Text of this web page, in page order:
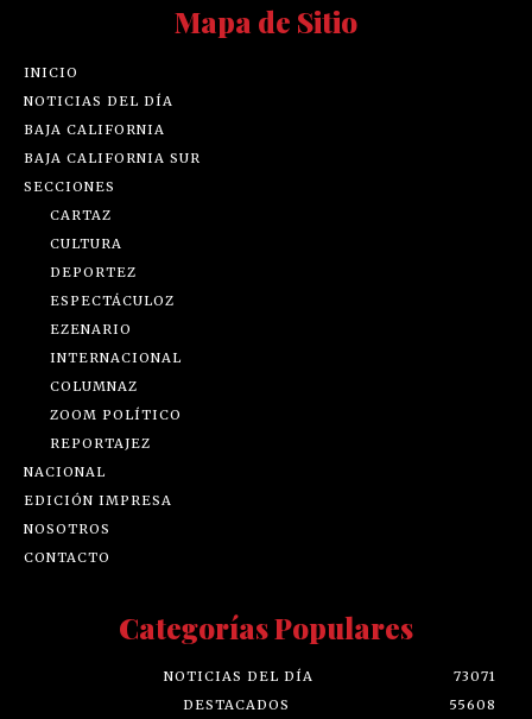
Mapa de Sitio
INICIO
NOTICIAS DEL DÍA
BAJA CALIFORNIA
BAJA CALIFORNIA SUR
SECCIONES
CARTAZ
CULTURA
DEPORTEZ
ESPECTÁCULOZ
EZENARIO
INTERNACIONAL
COLUMNAZ
ZOOM POLÍTICO
REPORTAJEZ
NACIONAL
EDICIÓN IMPRESA
NOSOTROS
CONTACTO
Categorías Populares
NOTICIAS DEL DÍA
73071
DESTACADOS
55608